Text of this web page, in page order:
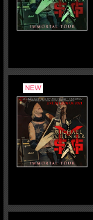
NEW